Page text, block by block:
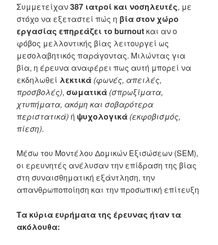
Συμμετείχαν387 ιατροί και νοσηλευτές, με
στόχο να εξεταστεί πώς η βία στον χώρο
εργασίας επηρεάζει το burnout και αν ο
φόβος μελλοντικής βίας λειτουργεί ως
μεσολαβητικός παράγοντας. Μιλώντας για
βία, η έρευνα αναφέρει πως αυτή μπορεί να
εκδηλωθεί λεκτικά (φωνές, απειλές,
προσβολές), σωματικά (σπρωξίματα,
χτυπήματα, ακόμη και σοβαρότερα
περιστατικά) ή ψυχολογικά (εκφοβισμός,
πίεση).
Mέσω του Μοντέλου Δομικών Εξισώσεων (SEM),
οι ερευνητές ανέλυσαν την επίδραση της βίας
στη συναισθηματική εξάντληση, την
απανθρωποποίηση και την προσωπική επίτευξη
Τα κύρια ευρήματα της έρευνας ήταν τα
ακόλουθα: